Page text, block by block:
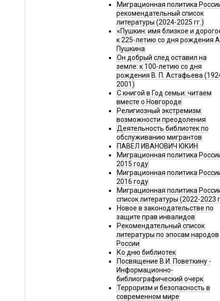
Миграционная политика
рекомендательный список
литературы (2024-2025 гг.)
«Пушкин: имя близкое и
к 225-летию со дня рождения
Пушкина
Он добрый след оставил на
земле: к 100-летию со дня
рождения В. П. Астафьева
2001)
С книгой в Год семьи: читаем
вместе о Новгороде
Религиозный экстремизм:
возможности преодоления
Деятельность библиотек по
обслуживанию мигрантов
ПАВЕЛ ИВАНОВИЧ ЮКИН
Миграционная политика
2015 году
Миграционная политика
2016 году
Миграционная политика
список литературы (2022-2023
Новое в законодательстве по
защите прав инвалидов
Рекомендательный список
литературы по эпосам народов
России
Ко дню библиотек
Посвящение В.И. Поветкину -
Информационно-
библиографический очерк
Терроризм и безопасность в
современном мире